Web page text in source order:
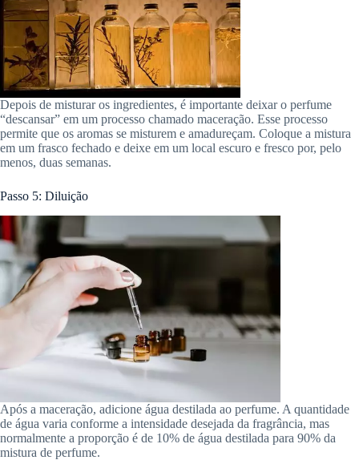
Depois de misturar os ingredientes, é importante deixar o perfume
“descansar” em um processo chamado maceração. Esse processo
permite que os aromas se misturem e amadureçam. Coloque a mistura
em um frasco fechado e deixe em um local escuro e fresco por, pelo
menos, duas semanas.
Passo 5: Diluição
Após a maceração, adicione água destilada ao perfume. A quantidade
de água varia conforme a intensidade desejada da fragrância, mas
normalmente a proporção é de 10% de água destilada para 90% da
mistura de perfume.